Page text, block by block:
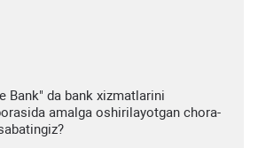
Bank" da bank xizmatlarini
amalga oshirilayotgan chora-